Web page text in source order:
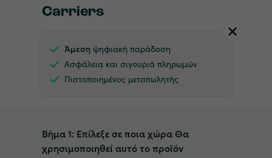
Carriers
Άμεση ψηφιακή παράδοση
Ασφάλεια και σιγουριά πληρωμών
Πιστοποιημένος μεταπωλητής
Βήμα 1: Επίλεξε σε ποια χώρα Θα
χρησιμοποιηθεί αυτό το προϊόν